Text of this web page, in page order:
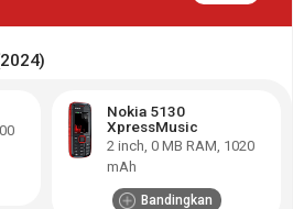
Nokia 5130
XpressMusic
2 inch, 0 MB RAM 1020
mAh
Bandingkan